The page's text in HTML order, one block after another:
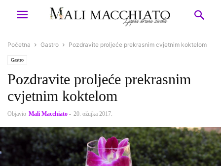
Početna Gastro Pozdravite proljeće prekrasnim cvjetnim koktelom
Gastro
Pozdravite proljeće prekrasnim
cvjetnim koktelom
Objavio Mali Macchiato - 20. ožujka 2017.